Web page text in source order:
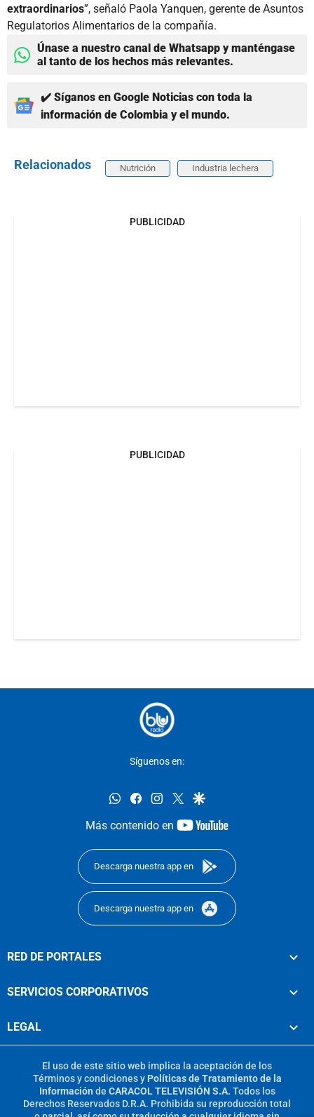
extraordinarios”, señaló Paola Yanquen, gerente de Asuntos
Regulatorios Alimentarios de la compañía.
Únase a nuestro canal de Whatsapp y manténgase
al tanto de los hechos más relevantes.
✔️ Síganos en Google Noticias con toda la
información de Colombia y el mundo.
Relacionados Nutrición Industria lechera
PUBLICIDAD
PUBLICIDAD
Síguenos en:
whatsappfacebookinstagram
twittergoogle
Más contenido en
youtube-
Descarga nuestra app en
Descarga nuestra app en
RED DE PORTALES
SERVICIOS CORPORATIVOS
LEGAL
El uso de este sitio web implica la aceptación de los
Términos y condicionesy Políticas de Tratamiento de la
Información de CARACOL TELEVISIÓN S.A. Todos los
Derechos Reservados D.R.A. Prohibida su reproducción total